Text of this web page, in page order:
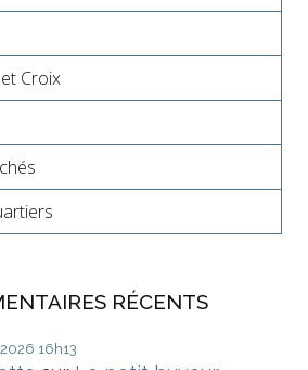
Croix
RÉCENTS
16h13